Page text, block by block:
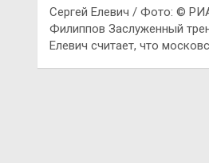
Сергей Елевич / Фото: ©
Филиппов Заслуженный
Елевич считает, что